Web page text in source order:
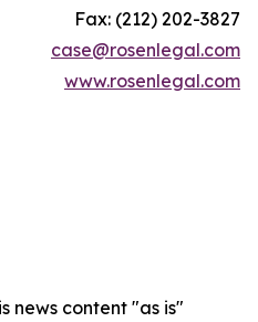
Fax: (212) 202-3827
case@rosenlegal.com
www.rosenlegal.com
news content "as is"